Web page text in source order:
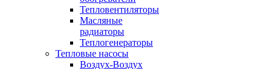
Тепловентиляторы
Масляные
радиаторы
Теплогенераторы
Тепловые насосы
Воздух-Воздух